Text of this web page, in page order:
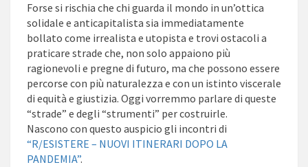
Forse si rischia che chi guarda il mondo in un’ottica
solidale e anticapitalista sia immediatamente
bollato come irrealista e utopista e trovi ostacoli a
praticare strade che, non solo appaiono più
ragionevoli e pregne di futuro, ma che possono essere
percorse con più naturalezza e con un istinto viscerale
di equità e giustizia. Oggi vorremmo parlare di queste
“strade” e degli “strumenti” per costruirle.
Nascono con questo auspicio gli incontri di
“R/ESISTERE – NUOVI ITINERARI DOPO LA
PANDEMIA”.